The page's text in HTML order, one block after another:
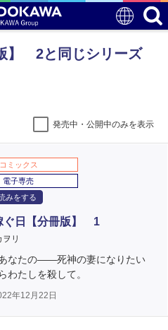
】 2と同じシリーズ
発売中・公開中のみを表示
コミックス
電子専売
みをする
ぐ日【分冊版】 1
リ
なたの――死神の妻になりたい
わたしを殺して。
年12月22日